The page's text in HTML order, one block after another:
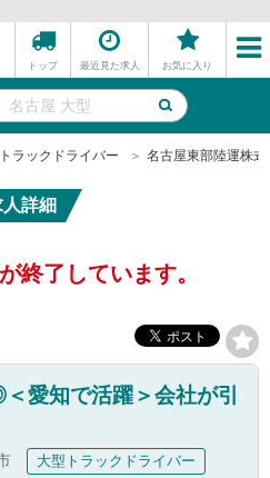
トップ 最近見た求人 お気に入り
ラックドライバー 名古屋東部陸運株
詳細
終了しています。
愛知で活躍＞会社が引
大型トラックドライバー